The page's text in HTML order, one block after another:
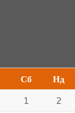
Сб Нд
1
2